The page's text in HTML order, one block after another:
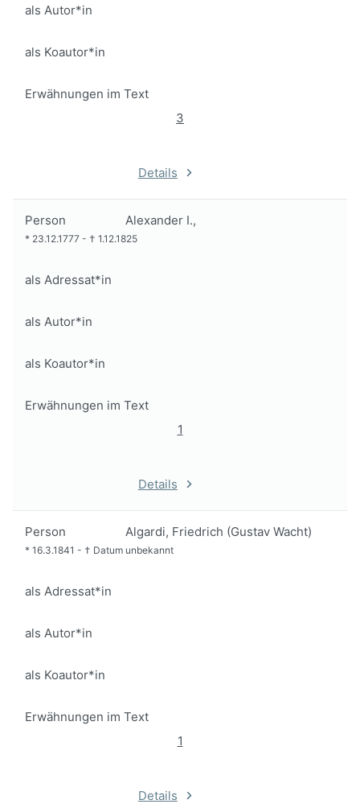
als Autor*in
als Koautor*in
Erwähnungen im Text
3
Details
Person Alexander I.,
* 23.12.1777 - † 1.12.1825
als Adressat*in
als Autor*in
als Koautor*in
Erwähnungen im Text
1
Details
Person Algardi, Friedrich (Gustav Wacht)
* 16.3.1841 - † Datum unbekannt
als Adressat*in
als Autor*in
als Koautor*in
Erwähnungen im Text
1
Details